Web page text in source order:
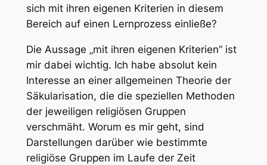
sich mit ihren eigenen Kriterien in diesem
Bereich auf einen Lernprozess einließe?
Die Aussage „mit ihren eigenen Kriterien” ist
mir dabei wichtig. Ich habe absolut kein
Interesse an einer allgemeinen Theorie der
Säkularisation, die die speziellen Methoden
der jeweiligen religiösen Gruppen
verschmäht. Worum es mir geht, sind
Darstellungen darüber wie bestimmte
religiöse Gruppen im Laufe der Zeit